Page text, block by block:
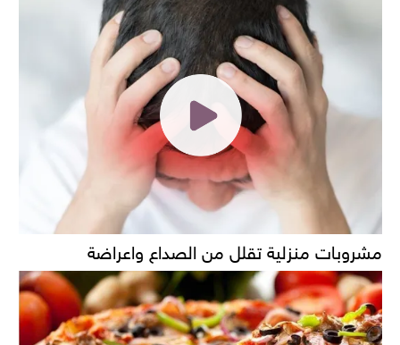
مشروبات منزلية تقلل من الصداع واعراضة